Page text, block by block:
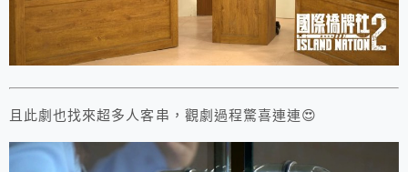
且此劇也找來超多人客串，觀劇過程驚喜連連😍